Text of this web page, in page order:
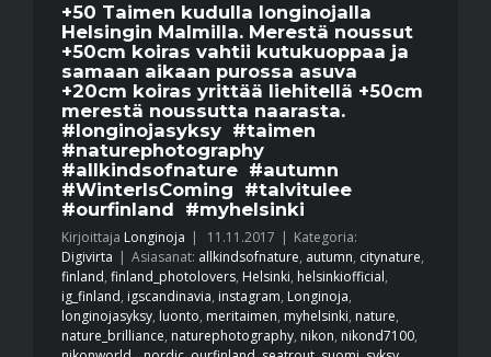
+50 Taimen kudulla longinojalla
Helsingin Malmilla. Merestä noussut
+50cm koiras vahtii kutukuoppaa ja
samaan aikaan purossa asuva
+20cm koiras yrittää liehitellä +50cm
merestä noussutta naarasta.
#longinojasyksy #taimen
#naturephotography
#allkindsofnature #autumn
#WinterIsComing #talvitulee
#ourfinland #myhelsinki
Kirjoittaja Longinoja | 11.11.2017 | Kategoria:
Digivirta | Asiasanat: allkindsofnature, autumn, citynature,
finland, finland_photolovers, Helsinki, helsinkiofficial,
ig_finland, igscandinavia, instagram, Longinoja,
longinojasyksy, luonto, meritaimen, myhelsinki, nature,
nature_brilliance, naturephotography, nikon, nikond7100,